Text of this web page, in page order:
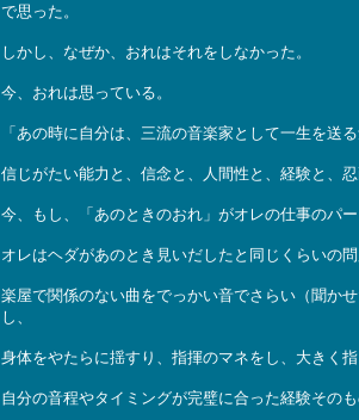
で思った。
しかし、なぜか、おれはそれをしなかった。
今、おれは思っている。
「あの時に自分は、三流の音楽家として一生を送
信じがたい能力と、信念と、人間性と、経験と、
今、もし、「あのときのおれ」がオレの仕事のパ
オレはヘダがあのとき見いだしたと同じくらいの
楽屋で関係のない曲をでっかい音でさらい（聞か
し、
身体をやたらに揺すり、指揮のマネをし、大きく
自分の音程やタイミングが完璧に合った経験その